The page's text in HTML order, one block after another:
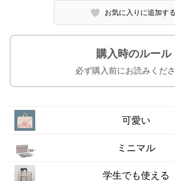
お気に入りに追加する
購入時のルール
必ず購入前にお読みくださ
可愛い
ミニマル
学生でも使える